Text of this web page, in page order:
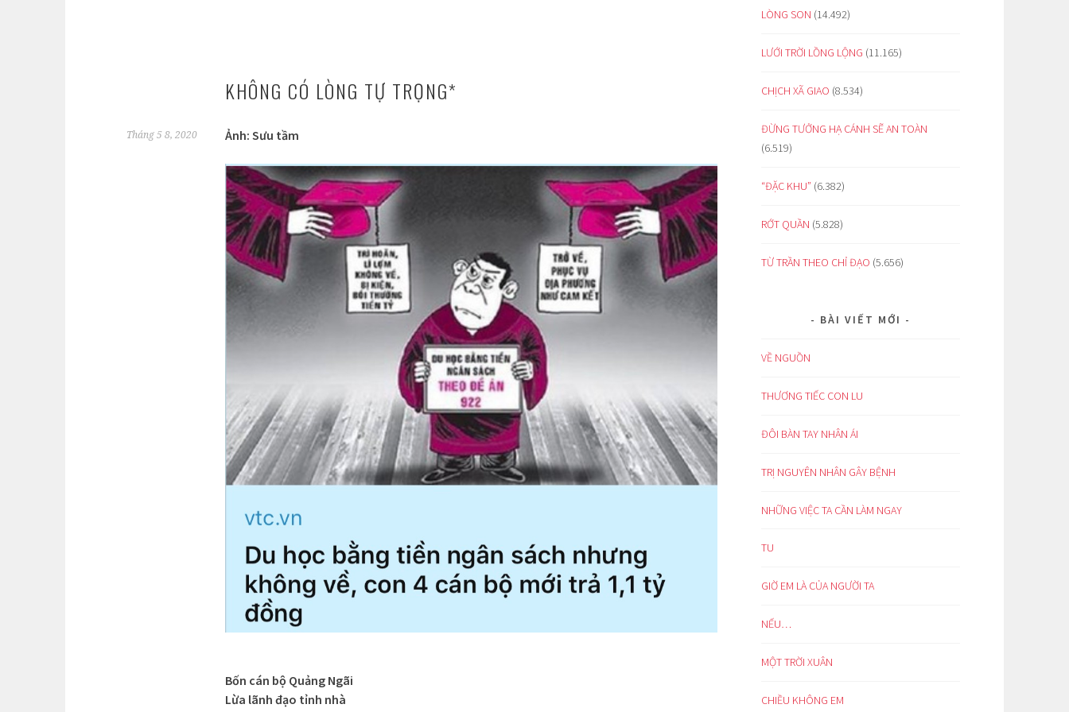
KHÔNG CÓ LÒNG TỰ TRỌNG*
Tháng 5 8, 2020 Ảnh: Sưu tầm
Bốn cán bộ Quảng Ngãi
Lừa lãnh đạo tỉnh nhà
LÒNG SON (14.492)
LƯỚI TRỜI LỒNG LỘNG (11.165)
CHỊCH XÃ GIAO (8.534)
ĐỪNG TƯỞNG HẠ CÁNH SẼ AN TOÀN
(6.519)
“ĐẶC KHU” (6.382)
RỚT QUẦN (5.828)
TỪ TRẦN THEO CHỈ ĐẠO (5.656)
BÀI VIẾT MỚI
VỀ NGUỒN
THƯƠNG TIẾC CON LU
ĐÔI BÀN TAY NHÂN ÁI
TRỊ NGUYÊN NHÂN GÂY BỆNH
NHỮNG VIỆC TA CẦN LÀM NGAY
TU
GIỜ EM LÀ CỦA NGƯỜI TA
NẾU…
MỘT TRỜI XUÂN
CHIỀU KHÔNG EM